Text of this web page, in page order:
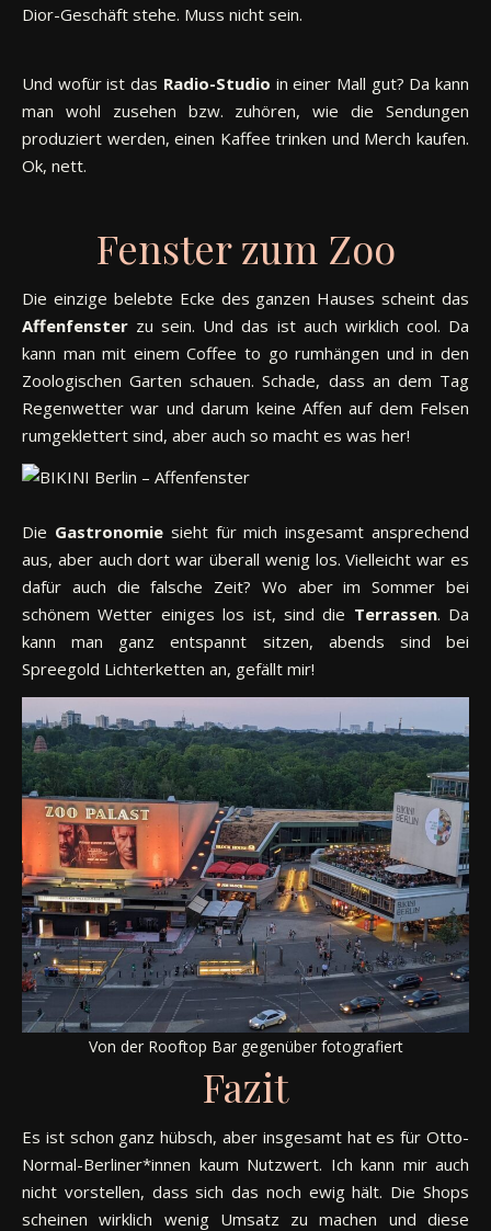
Dior-Geschäft stehe. Muss nicht sein.
Und wofür ist das Radio-Studio in einer Mall gut? Da kann
man wohl zusehen bzw. zuhören, wie die Sendungen
produziert werden, einen Kaffee trinken und Merch kaufen.
Ok, nett.
Fenster zum Zoo
Die einzige belebte Ecke des ganzen Hauses scheint das
Affenfenster zu sein. Und das ist auch wirklich cool. Da
kann man mit einem Coffee to go rumhängen und in den
Zoologischen Garten schauen. Schade, dass an dem Tag
Regenwetter war und darum keine Affen auf dem Felsen
rumgeklettert sind, aber auch so macht es was her!
Die Gastronomiesieht für mich insgesamt ansprechend
aus, aber auch dort war überall wenig los. Vielleicht war es
dafür auch die falsche Zeit? Wo aber im Sommer bei
schönem Wetter einiges los ist, sind die Terrassen. Da
kann man ganz entspannt sitzen, abends sind bei
Spreegold Lichterketten an, gefällt mir!
Von der Rooftop Bar gegenüber fotografiert
Fazit
Es ist schon ganz hübsch, aber insgesamt hat es für Otto-
Normal-Berliner*innen kaum Nutzwert. Ich kann mir auch
nicht vorstellen, dass sich das noch ewig hält. Die Shops
scheinen wirklich wenig Umsatz zu machen und diese